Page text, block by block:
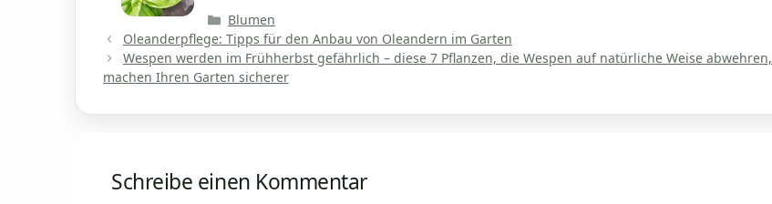
Kategorien
Blumen
Oleanderpflege: Tipps für den Anbau von Oleandern im Garten
Wespen werden im Frühherbst gefährlich – diese 7 Pflanzen, die Wespen auf natürliche Weise abwehren,
machen Ihren Garten sicherer
Schreibe einen Kommentar